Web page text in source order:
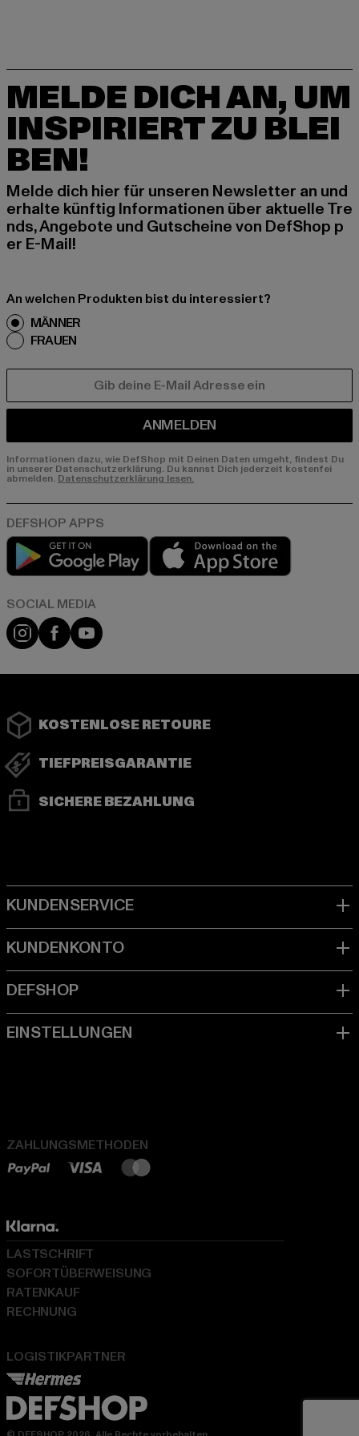
MELDE DICH AN, UM
INSPIRIERT ZU BLEI
BEN!
Melde dich hier für unseren Newsletter an und
erhalte künftig Informationen über aktuelle Tre
nds, Angebote und Gutscheine von DefShop p
er E-Mail!
An welchen Produkten bist du interessiert?
MÄNNER
FRAUEN
ANMELDEN
Informationen dazu, wie DefShop mit Deinen Daten umgeht, findest Du
in unserer Datenschutzerklärung. Du kannst Dich jederzeit kostenfei
abmelden. Datenschutzerklärung lesen.
Play market
Instagram
FacebookYouTube
KOSTENLOSE RETOURE
TIEFPREISGARANTIE
SICHERE BEZAHLUNG
ZAHLUNGSMETHODEN
LOGISTIKPARTNER
LASTSCHRIFT
SOFORTÜBERWEISUNG
RATENKAUF
RECHNUNG